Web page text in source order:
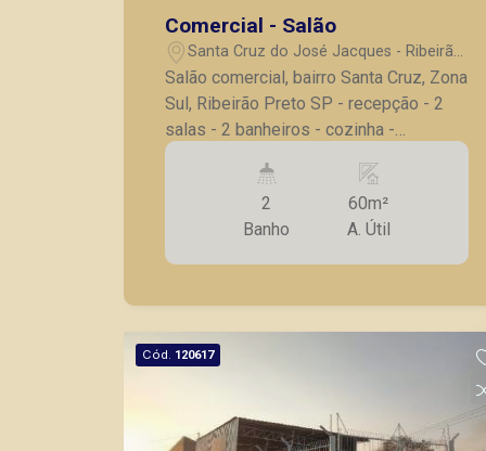
Comercial - Salão
Santa Cruz do José Jacques - Ribeirão
Preto/SP
Salão comercial, bairro Santa Cruz, Zona
Sul, Ribeirão Preto SP - recepção - 2
salas - 2 banheiros - cozinha -
lavanderia A Piramid tem como objetivo
atender seus clientes com agilidade e
segurança, em locação, vendas de
imóveis prontos, usados ou mesmo
nos principais lançamentos da cidade
2
Banho
60m²
A. Útil
Cód. 120617